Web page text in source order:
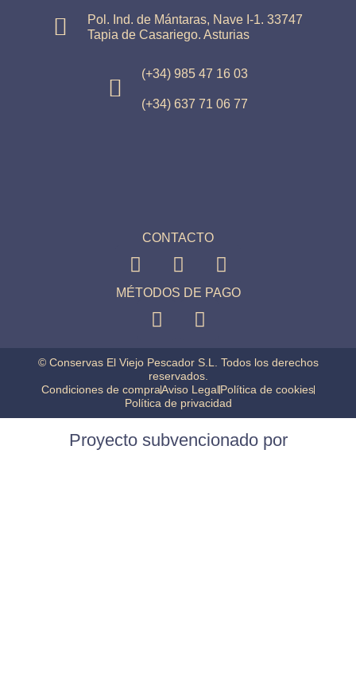
Pol. Ind. de Mántaras, Nave I-1. 33747
Tapia de Casariego. Asturias
(+34) 985 47 16 03
(+34) 637 71 06 77
CONTACTO
MÉTODOS DE PAGO
© Conservas El Viejo Pescador S.L. Todos los derechos
reservados.
Condiciones de compraAviso LegalPolítica de cookies
Política de privacidad
Proyecto subvencionado por